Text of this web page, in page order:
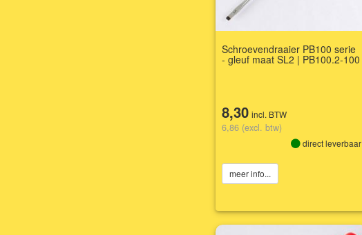
Schroevendraaier PB100 serie
- gleuf maat SL2 | PB100.2-100
8,30 incl. BTW
6,86 (excl. btw)
direct leverbaar
meer info...